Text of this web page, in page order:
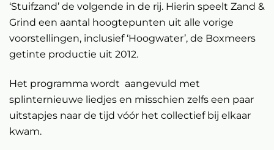
‘Stuifzand’ de volgende in de rij. Hierin speelt Zand &
Grind een aantal hoogtepunten uit alle vorige
voorstellingen, inclusief ‘Hoogwater’, de Boxmeers
getinte productie uit 2012.
Het programma wordt aangevuld met
splinternieuwe liedjes en misschien zelfs een paar
uitstapjes naar de tijd vóór het collectief bij elkaar
kwam.